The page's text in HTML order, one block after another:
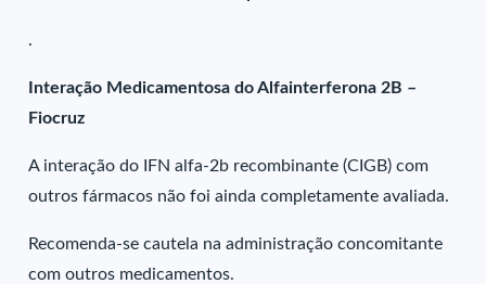
.
Interação Medicamentosa do Alfainterferona 2B –
Fiocruz
A interação do IFN alfa-2b recombinante (CIGB) com
outros fármacos não foi ainda completamente avaliada.
Recomenda-se cautela na administração concomitante
com outros medicamentos.